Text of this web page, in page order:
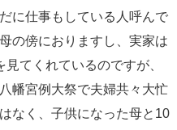
に仕事もしている人呼んで
の傍におりますし、実家は
てくれているのですが、
幡宮例大祭で夫婦共々大忙
なく、子供になった母と10